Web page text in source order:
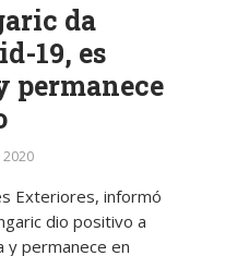
da
19, es
permanece
Exteriores, informó
dio positivo a
y permanece en